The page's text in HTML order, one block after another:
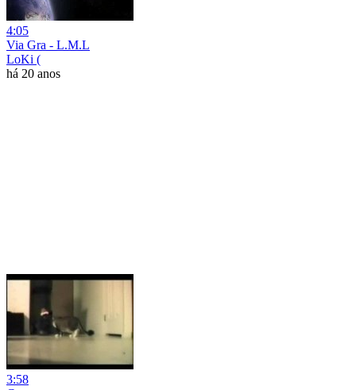
4:05
Via Gra - L.M.L
LoKi (
há 20 anos
3:58